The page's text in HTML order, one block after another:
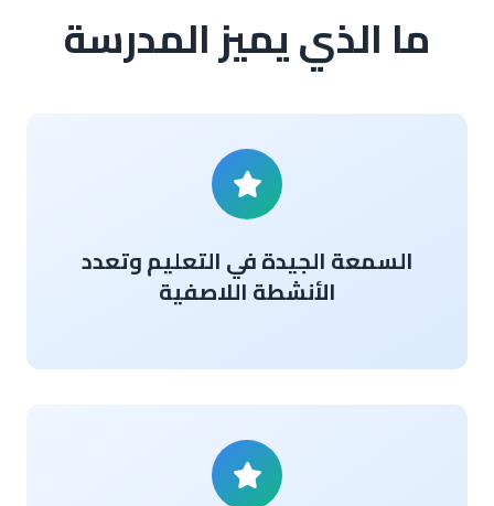
ما الذي يميز المدرسة
السمعة الجيدة في التعليم وتعدد
الأنشطة اللاصفية